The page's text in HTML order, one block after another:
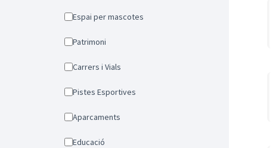
Espai per mascotes
Patrimoni
Carrers i Vials
Pistes Esportives
Aparcaments
Educació